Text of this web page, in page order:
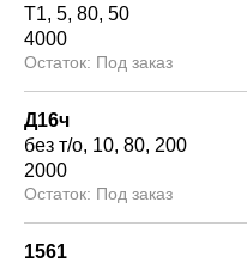
Т1 5 80 50
4000
Под заказ
Д16ч
без т/о 10 80 200
2000
Под заказ
1561